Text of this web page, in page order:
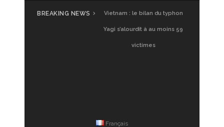
BREAKING NEWS Vietnam : le bilan du typhon
Yagi s’alourdit à au moins 59
victimes
Français